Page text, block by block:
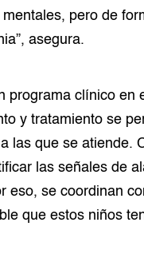
pero de
asegura.
programa clínico en
y tratamiento se
las que se atiende.
las señales de
eso, se coordinan
que estos niños